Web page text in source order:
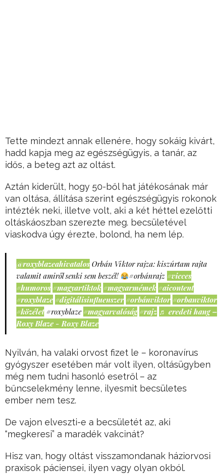
Tette mindezt annak ellenére, hogy sokáig kivárt,
hadd kapja meg az egészségügyis, a tanár, az
idős, a beteg azt az oltást.
Aztán kiderült, hogy 50-ből hat játékosának már
van oltása, állítása szerint egészségügyis rokonok
intézték neki, illetve volt, aki a két héttel ezelőtti
oltáskáoszban szerezte meg. becsületével
viaskodva úgy érezte, bolond, ha nem lép.
@roxyblazeahivatalos Orbán Viktor rajza: kiszúrtam rajta
valamit amiről senki sem beszél!
#orbánrajz #vicces
#humoros #magyartiktok #magyarmémek #aicontent
#roxyblaze #digitálisinfluenszer #orbánviktor #orbanviktor
#közélet #roxyblaze #magyarvalóság #rajz ♬ eredeti hang –
Roxy Blaze - Roxy Blaze
Nyilván, ha valaki orvost fizet le – koronavírus
gyógyszer esetében már volt ilyen, oltásügyben
még nem tudni hasonló esetről – az
bűncselekmény lenne, ilyesmit becsületes
ember nem tesz.
De vajon elveszti-e a becsületét az, aki
“megkeresi” a maradék vakcinát?
Hisz van, hogy oltást visszamondanak háziorvosi
praxisok páciensei, ilyen vagy olyan okból.